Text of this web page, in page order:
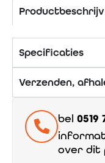
Specificaties
Verzenden,
bel 0519
over dit